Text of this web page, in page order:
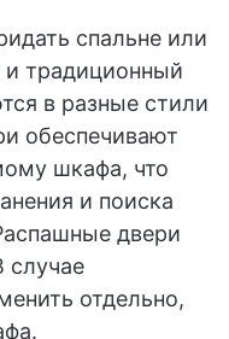
спальне или
и традиционный
в разные стили
обеспечивают
шкафа, что
и поиска
двери
случае
отдельно,